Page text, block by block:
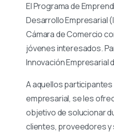
El Programa de
Desarrollo Empresarial
Cámara de Comercio
jóvenes interesados.
Innovación Empresarial
A aquellos
empresarial, se les
objetivo de solucionar
clientes, proveedores y